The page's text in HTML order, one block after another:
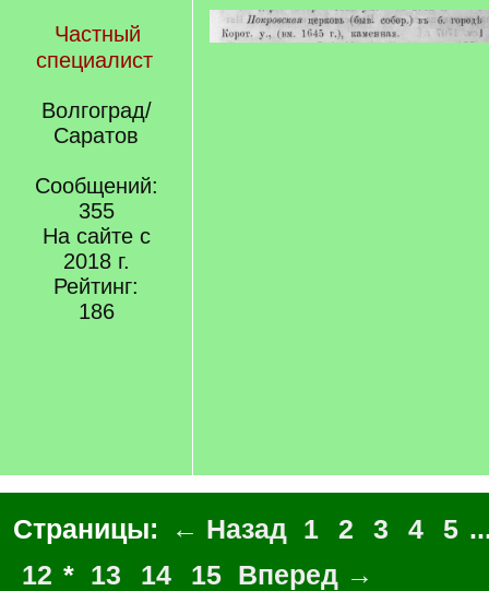
Частный
специалист
Волгоград/
Саратов
Сообщений:
355
На сайте с
2018 г.
Рейтинг:
186
Страницы: ← Назад 1 2 3 4 5
12 * 13 14 15 Вперед →